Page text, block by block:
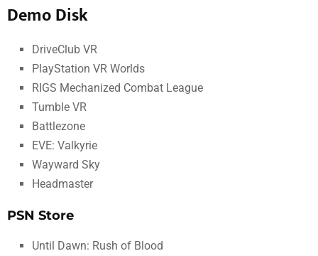
Demo Disk
DriveClub VR
PlayStation VR Worlds
RIGS Mechanized Combat League
Tumble VR
Battlezone
EVE: Valkyrie
Wayward Sky
Headmaster
PSN Store
Until Dawn: Rush of Blood